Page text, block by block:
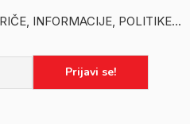
INFORMACIJE, POLITIKE...